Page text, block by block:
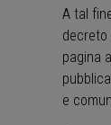
A tal
decreto
pagina
e